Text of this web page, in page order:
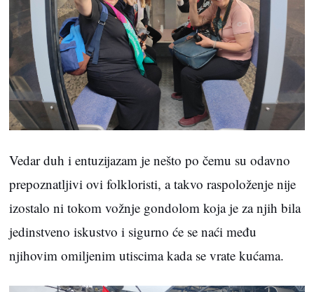
Vedar duh i entuzijazam je nešto po čemu su odavno
prepoznatljivi ovi folkloristi, a takvo raspoloženje nije
izostalo ni tokom vožnje gondolom koja je za njih bila
jedinstveno iskustvo i sigurno će se naći među
njihovim omiljenim utiscima kada se vrate kućama.